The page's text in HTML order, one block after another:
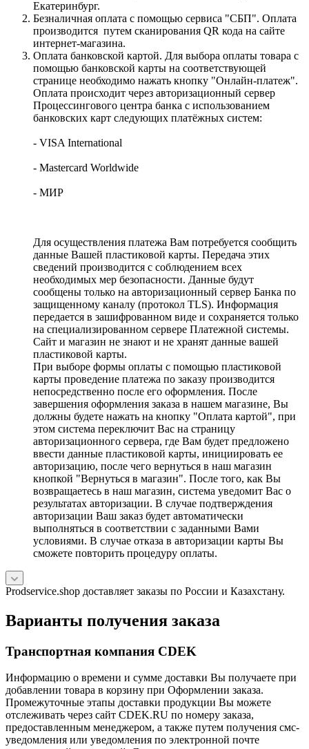
Екатеринбург.
Безналичная оплата с помощью сервиса "СБП". Оплата
производится путем сканирования QR кода на сайте
интернет-магазина.
Оплата банковской картой. Для выбора оплаты товара с
помощью банковской карты на соответствующей
странице необходимо нажать кнопку "Онлайн-платеж".
Оплата происходит через авторизационный сервер
Процессингового центра банка с использованием
банковских карт следующих платёжных систем:
- VISA International
- Mastercard Worldwide
- МИР
Для осуществления платежа Вам потребуется сообщить
данные Вашей пластиковой карты. Передача этих
сведений производится с соблюдением всех
необходимых мер безопасности. Данные будут
сообщены только на авторизационный сервер Банка по
защищенному каналу (протокол TLS). Информация
передается в зашифрованном виде и сохраняется только
на специализированном сервере Платежной системы.
Сайт и магазин не знают и не хранят данные вашей
пластиковой карты.
При выборе формы оплаты с помощью пластиковой
карты проведение платежа по заказу производится
непосредственно после его оформления. После
завершения оформления заказа в нашем магазине, Вы
должны будете нажать на кнопку "Оплата картой", при
этом система переключит Вас на страницу
авторизационного сервера, где Вам будет предложено
ввести данные пластиковой карты, инициировать ее
авторизацию, после чего вернуться в наш магазин
кнопкой "Вернуться в магазин". После того, как Вы
возвращаетесь в наш магазин, система уведомит Вас о
результатах авторизации. В случае подтверждения
авторизации Ваш заказ будет автоматически
выполняться в соответствии с заданными Вами
условиями. В случае отказа в авторизации карты Вы
сможете повторить процедуру оплаты.
Prodservice.shop доставляет заказы по России и Казахстану.
Варианты получения заказа
Транспортная компания CDEK
Информацию о времени и сумме доставки Вы получаете при
добавлении товара в корзину при Оформлении заказа.
Промежуточные этапы доставки продукции Вы можете
отслеживать через сайт CDEK.RU по номеру заказа,
предоставленным менеджером, а также путем получения смс-
уведомления или уведомления по электронной почте